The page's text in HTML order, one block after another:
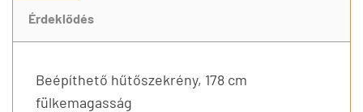
Érdeklődés
Beépíthető hűtőszekrény, 178 cm
fülkemagasság